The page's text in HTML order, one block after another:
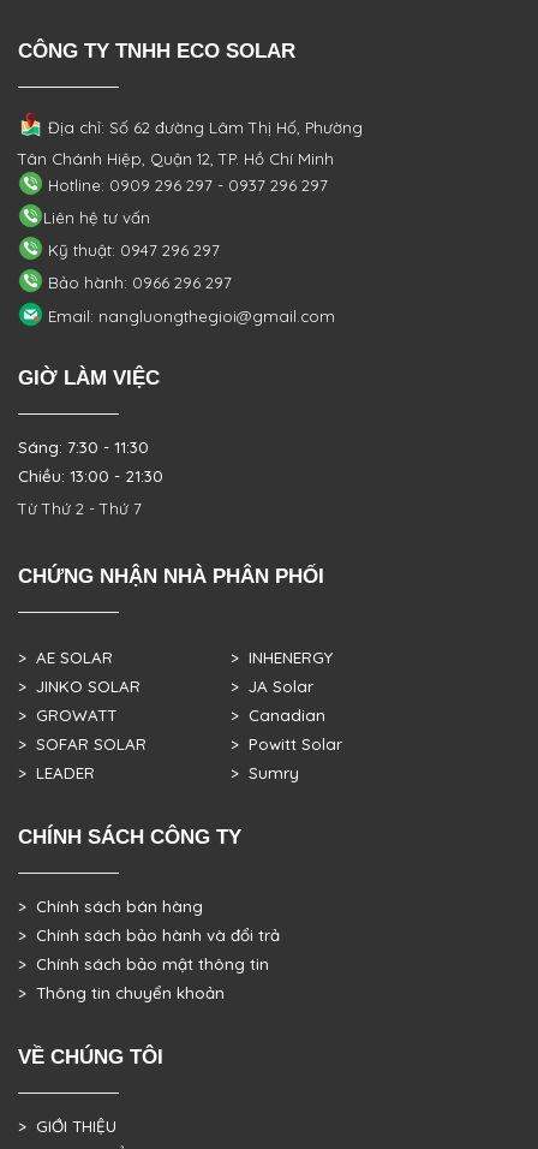
CÔNG TY TNHH ECO SOLAR
Địa chỉ: Số 62 đường Lâm Thị Hố, Phường
Tân Chánh Hiệp, Quận 12, TP. Hồ Chí Minh
Hotline: 0909 296 297 - 0937 296 297
Liên hệ tư vấn
Kỹ thuật: 0947 296 297
Bảo hành: 0966 296 297
Email: nangluongthegioi@gmail.com
GIỜ LÀM VIỆC
Sáng: 7:30 - 11:30
Chiều: 13:00 - 21:30
Từ Thứ 2 - Thứ 7
CHỨNG NHẬN NHÀ PHÂN PHỐI
> AE SOLAR
> JINKO SOLAR
> GROWATT
> SOFAR SOLAR
> LEADER
> INHENERGY
> JA Solar
> Canadian
> Powitt Solar
> Sumry
CHÍNH SÁCH CÔNG TY
> Chính sách bán hàng
> Chính sách bảo hành và đổi trả
> Chính sách bảo mật thông tin
> Thông tin chuyển khoản
VỀ CHÚNG TÔI
> GIỚI THIỆU